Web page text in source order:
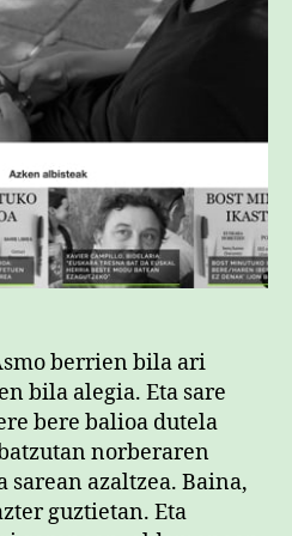
berrien bila ari
bila alegia. Eta sare
bere balioa dutela
norberaren
sarean azaltzea. Baina,
guztietan. Eta